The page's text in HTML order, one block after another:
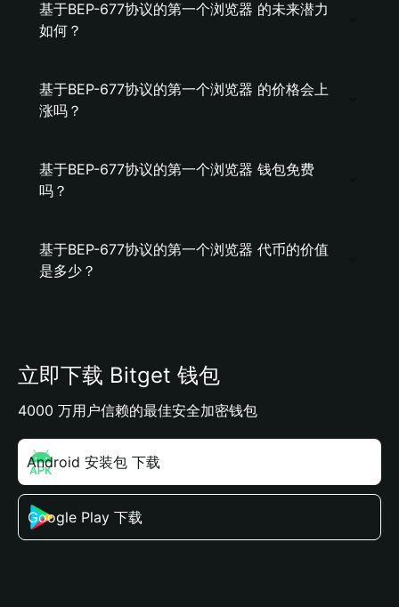
基于BEP-677协议的第一个浏览器 的未来潜力
如何？
基于BEP-677协议的第一个浏览器 的价格会上
涨吗？
基于BEP-677协议的第一个浏览器 钱包免费
吗？
基于BEP-677协议的第一个浏览器 代币的价值
是多少？
立即下载 Bitget 钱包
4000 万用户信赖的最佳安全加密钱包
Android 安装包 下载
Google Play 下载